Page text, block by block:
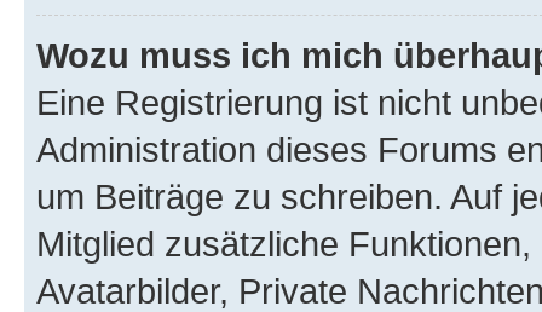
Wozu muss ich mich
Eine Registrierung ist nicht
Administration dieses Forums
um Beiträge zu schreiben. Auf
Mitglied zusätzliche
Avatarbilder, Private